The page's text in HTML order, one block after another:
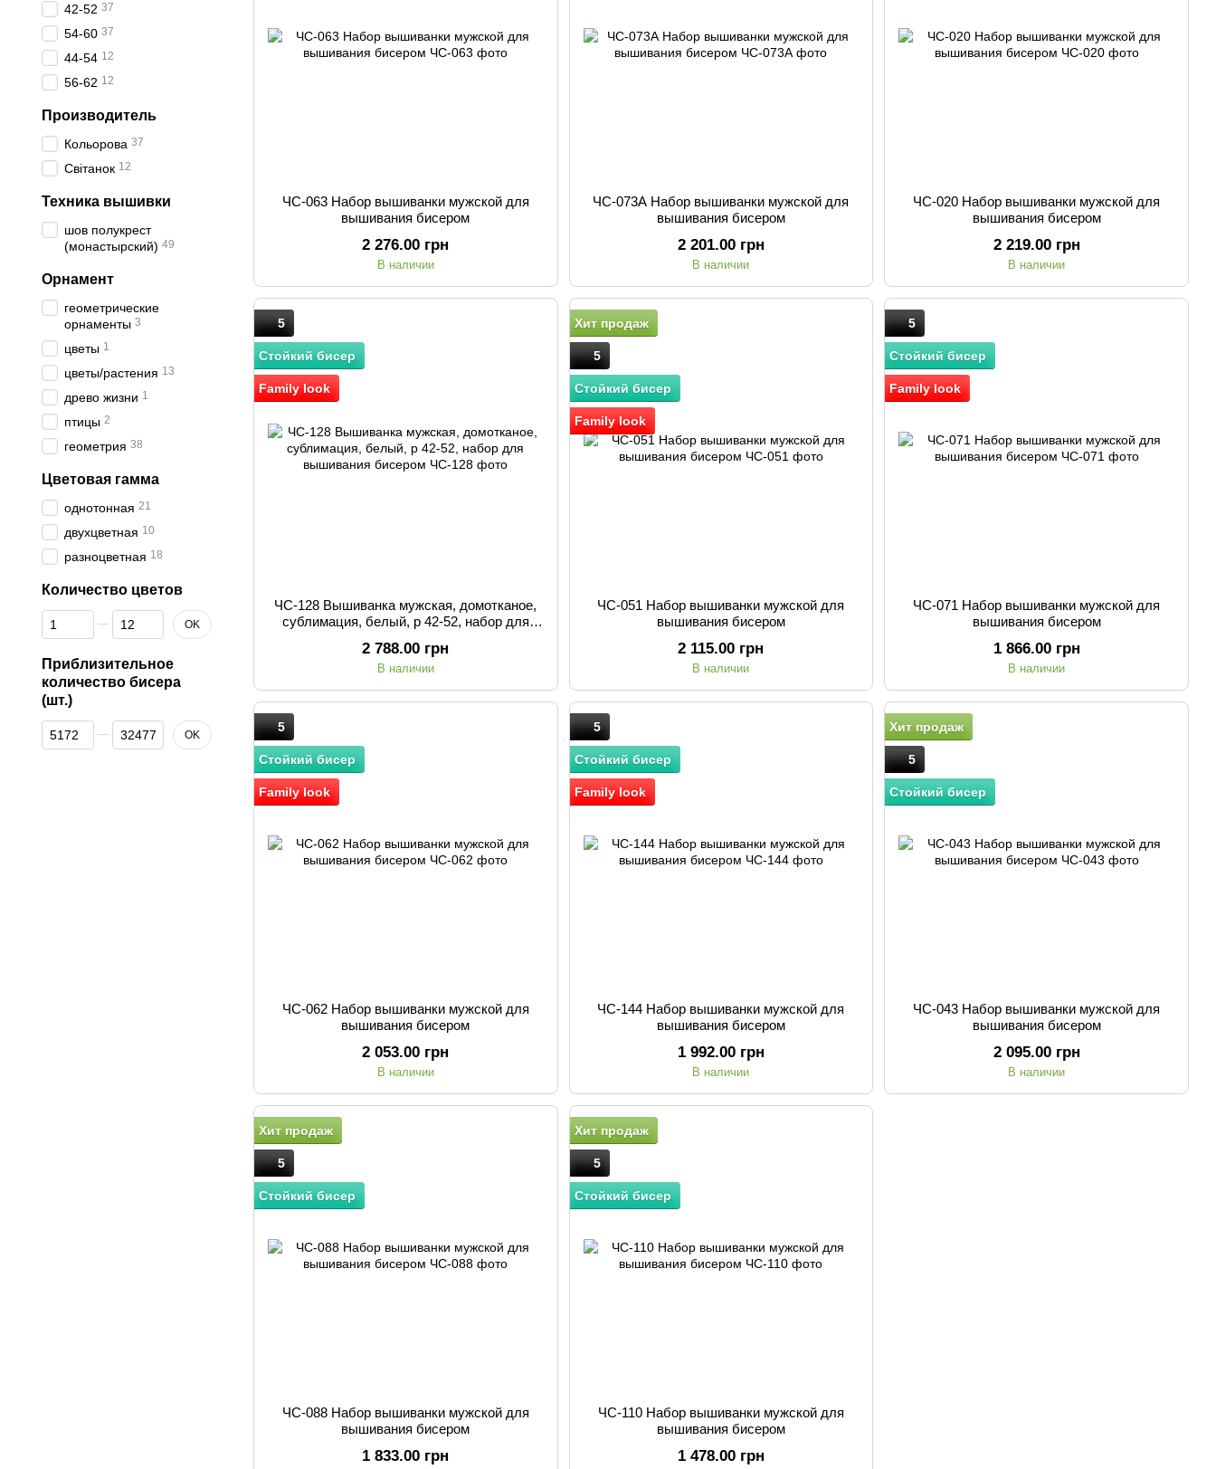
ЧС-063 Набор вышиванки мужской для
вышивания бисером
2 276.00 грн
В наличии
ЧС-073А Набор вышиванки мужской для
вышивания бисером
2 201.00 грн
В наличии
ЧС-020 Набор вышиванки мужской для
вышивания бисером
2 219.00 грн
В наличии
5
Стойкий бисер
Family look
ЧС-128 Вышиванка мужская, домотканое,
сублимация, белый, р 42-52, набор для
2 788.00 грн
В наличии
Хит продаж
5
Стойкий бисер
Family look
ЧС-051 Набор вышиванки мужской для
вышивания бисером
2 115.00 грн
В наличии
5
Стойкий бисер
Family look
ЧС-071 Набор вышиванки мужской для
вышивания бисером
1 866.00 грн
В наличии
5
Стойкий бисер
Family look
ЧС-062 Набор вышиванки мужской для
вышивания бисером
2 053.00 грн
В наличии
5
Стойкий бисер
Family look
ЧС-144 Набор вышиванки мужской для
вышивания бисером
1 992.00 грн
В наличии
Хит продаж
5
Стойкий бисер
ЧС-043 Набор вышиванки мужской для
вышивания бисером
2 095.00 грн
В наличии
Хит продаж
5
Стойкий бисер
ЧС-088 Набор вышиванки мужской для
вышивания бисером
1 833.00 грн
Хит продаж
5
Стойкий бисер
ЧС-110 Набор вышиванки мужской для
вышивания бисером
1 478.00 грн
42-52 37
54-60 37
44-54 12
56-62 12
Производитель
Кольорова 37
Світанок 12
Техника вышивки
шов полукрест
(монастырский) 49
Орнамент
геометрические
орнаменты 3
цветы 1
цветы/растения 13
древо жизни 1
птицы 2
геометрия 38
Цветовая гамма
однотонная 21
двухцветная 10
разноцветная 18
Количество цветов
От Количество цветов
До Количество цветов OK
Приблизительное
количество бисера
(шт.)
От Приблизительное количество бисера (шт.)
До Приблизительное количество бисера (шт.)
OK